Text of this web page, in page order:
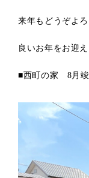
来年もどうぞよ
良いお年をお迎え
■西町の家 8月